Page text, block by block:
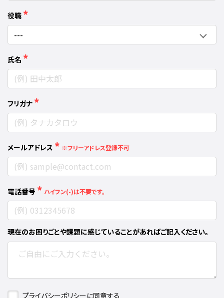
役職 *
氏名 *
フリガナ *
メールアドレス * ※フリーアドレス登録不可
電話番号 * ハイフン(-)は不要です。
現在のお困りごとや課題に感じていることがあればご記入ください。
プライバシーポリシーに同意する